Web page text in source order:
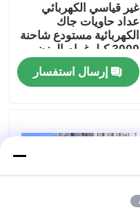
غير قياسي الكهربائي
عداد حاويات جاك
الكهربائية مستودع شاحنة
3000 كيلوغرام الوزن
القياسي للحمل
إرسال استفسار